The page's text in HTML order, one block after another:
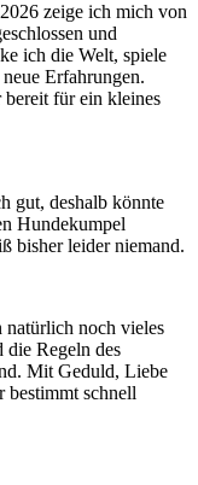
zeige ich mich von
und
ich die Welt, spiele
Erfahrungen.
für ein kleines
gut, deshalb könnte
Hundekumpel
bisher leider niemand.
natürlich noch vieles
Regeln des
Mit Geduld, Liebe
bestimmt schnell